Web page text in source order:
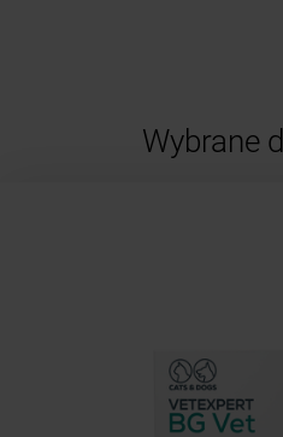
Wybrane